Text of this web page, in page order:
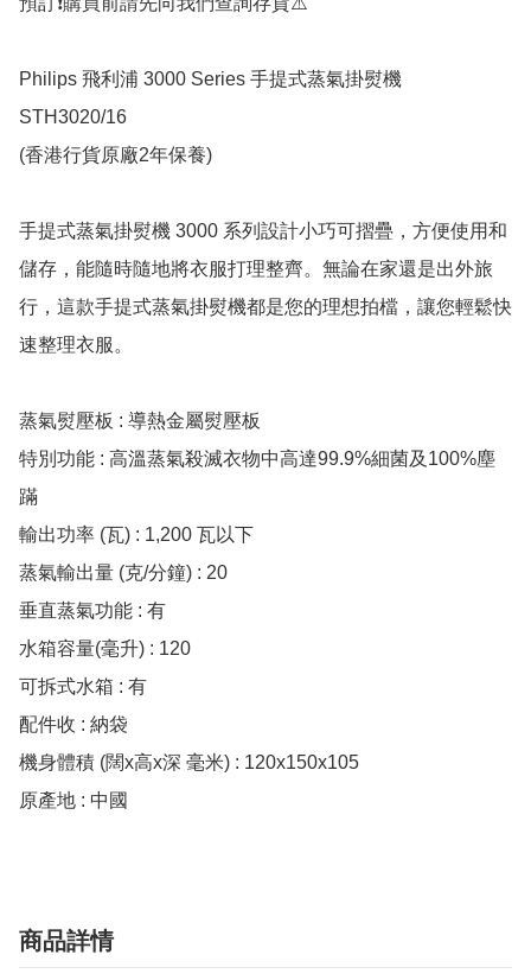
Philips 飛利浦 3000 Series 手提式蒸氣掛熨機
STH3020/16
(香港行貨原廠2年保養)
手提式蒸氣掛熨機 3000 系列設計小巧可摺疊，方便使用和
儲存，能隨時隨地將衣服打理整齊。無論在家還是出外旅
行，這款手提式蒸氣掛熨機都是您的理想拍檔，讓您輕鬆快
速整理衣服。
蒸氣熨壓板 : 導熱金屬熨壓板
特別功能 : 高溫蒸氣殺滅衣物中高達99.9%細菌及100%塵
蹣
輸出功率 (瓦) : 1,200 瓦以下
蒸氣輸出量 (克/分鐘) : 20
垂直蒸氣功能 : 有
水箱容量(毫升) : 120
可拆式水箱 : 有
配件收 : 納袋
機身體積 (闊x高x深 毫米) : 120x150x105
原產地 : 中國
商品詳情